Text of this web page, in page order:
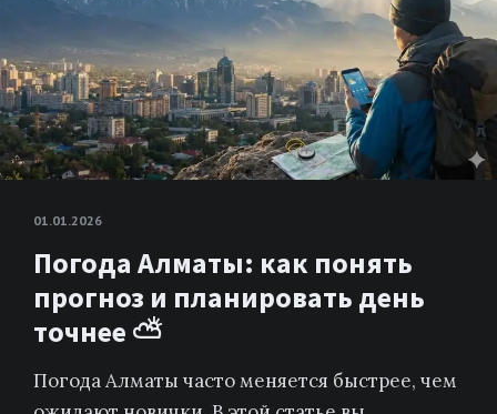
01.01.2026
Погода Алматы: как понять
прогноз и планировать день
точнее ⛅️
Погода Алматы часто меняется быстрее, чем